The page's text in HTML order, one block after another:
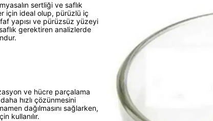
sertliği ve saflık
için ideal olup, pürüzlü iç
yapısı ve pürüzsüz yüzeyi
gerektiren analizlerde
ve hücre parçalama
hızlı çözünmesini
dağılmasını sağlarken,
kullanılır.